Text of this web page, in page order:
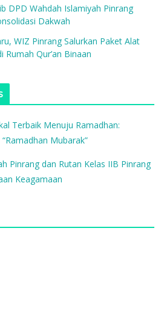
DPD Wahdah Islamiyah Pinrang
Dakwah
WIZ Pinrang Salurkan Paket Alat
Rumah Qur’an Binaan
Terbaik Menuju Ramadhan:
Mubarak”
Pinrang dan Rutan Kelas IIB Pinrang
Keagamaan